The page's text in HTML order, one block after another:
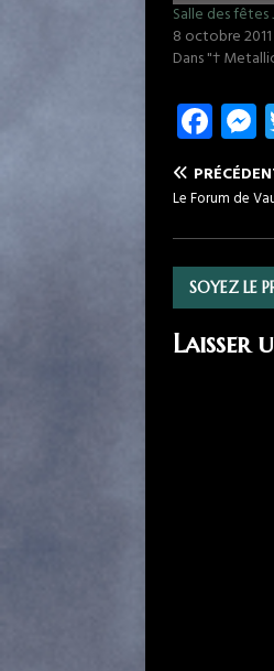
Salle des fêtes
8 octobre 2011
Dans "†
Fa
ce
b
o
o
k
Le Forum de
SOYEZ LE
Laisser